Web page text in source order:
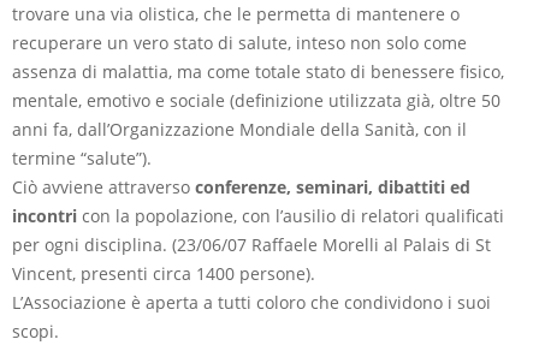
trovare una via olistica, che le permetta di mantenere o
recuperare un vero stato di salute, inteso non solo come
assenza di malattia, ma come totale stato di benessere fisico,
mentale, emotivo e sociale (definizione utilizzata già, oltre 50
anni fa, dall’Organizzazione Mondiale della Sanità, con il
termine “salute”).
Ciò avviene attraverso conferenze, seminari, dibattiti ed
incontri con la popolazione, con l’ausilio di relatori qualificati
per ogni disciplina. (23/06/07 Raffaele Morelli al Palais di St
Vincent, presenti circa 1400 persone).
L’Associazione è aperta a tutti coloro che condividono i suoi
scopi.